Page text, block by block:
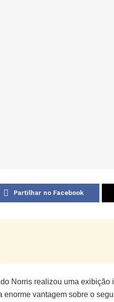
Partilhar no Facebook
Norris realizou uma
enorme vantagem sobre o